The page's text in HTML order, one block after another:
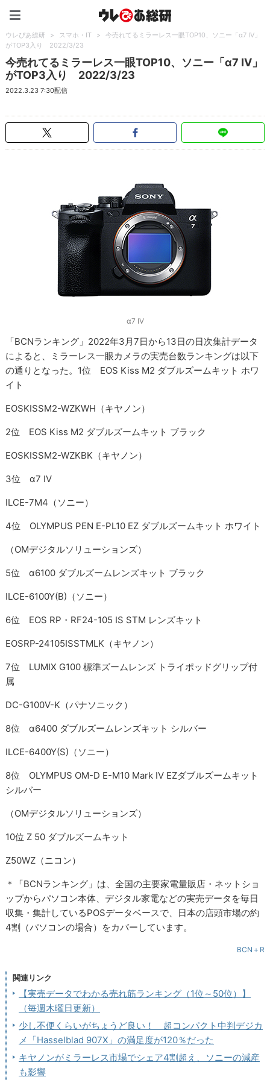
ウレぴあ総研 > スマホ・IT >
今売れてるミラーレス一眼TOP10、ソニー「α7 IV」
がTOP3入り 2022/3/23
今売れてるミラーレス一眼TOP10、ソニー「α7 IV」
がTOP3入り 2022/3/23
2022.3.23 7:30配信
α7 IV
「BCNランキング」2022年3月7日から13日の日次集計データ
によると、ミラーレス一眼カメラの実売台数ランキングは以下
の通りとなった。1位 EOS Kiss M2 ダブルズームキット ホワ
イト
EOSKISSM2-WZKWH（キヤノン）
2位 EOS Kiss M2 ダブルズームキット ブラック
EOSKISSM2-WZKBK（キヤノン）
3位 α7 IV
ILCE-7M4（ソニー）
4位 OLYMPUS PEN E-PL10 EZ ダブルズームキット ホワイト
（OMデジタルソリューションズ）
5位 α6100 ダブルズームレンズキット ブラック
ILCE-6100Y(B)（ソニー）
6位 EOS RP・RF24-105 IS STM レンズキット
EOSRP-24105ISSTMLK（キヤノン）
7位 LUMIX G100 標準ズームレンズ トライポッドグリップ付
属
DC-G100V-K（パナソニック）
8位 α6400 ダブルズームレンズキット シルバー
ILCE-6400Y(S)（ソニー）
8位 OLYMPUS OM-D E-M10 Mark IV EZダブルズームキット
シルバー
（OMデジタルソリューションズ）
10位 Z 50 ダブルズームキット
Z50WZ（ニコン）
＊「BCNランキング」は、全国の主要家電量販店・ネットショ
ップからパソコン本体、デジタル家電などの実売データを毎日
収集・集計しているPOSデータベースで、日本の店頭市場の約
4割（パソコンの場合）をカバーしています。
BCN＋R
関連リンク
【実売データでわかる売れ筋ランキング（1位～50位）】
（毎週木曜日更新）
少し不便くらいがちょうど良い！ 超コンパクト中判デジカ
メ「Hasselblad 907X」の満足度が120％だった
キヤノンがミラーレス市場でシェア4割超え、ソニーの減産
も影響